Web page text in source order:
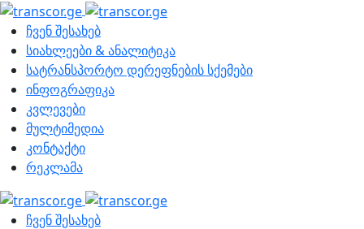
ჩვენ შესახებ
სიახლეები & ანალიტიკა
სატრანსპორტო დერეფნების სქემები
ინფოგრაფიკა
კვლევები
მულტიმედია
კონტაქტი
რეკლამა
ჩვენ შესახებ